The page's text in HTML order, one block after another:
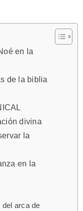
en la
de la biblia
divina
la
en la
del arca de